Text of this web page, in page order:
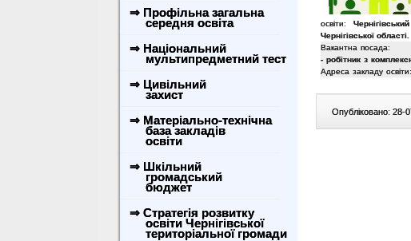
⇒ Профільна загальна
середня освіта
⇒ Національний
мультипредметний тест
⇒ Цивільний
захист
⇒ Матеріально-технічна
база закладів
освіти
⇒ Шкільний
громадський
бюджет
⇒ Стратегія розвитку
освіти Чернігівської
територіальної громади
освіти:
Чернігівської області.
Вакантна посада:
- робітник з
Адреса закладу
Опубліковано: 28-